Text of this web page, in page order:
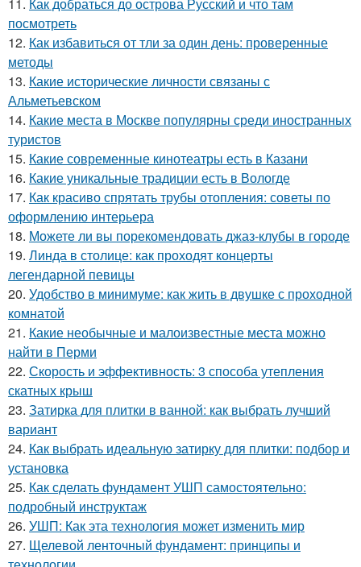
посмотреть
12. Как избавиться от тли за один день: проверенные
методы
13. Какие исторические личности связаны с
Альметьевском
14. Какие места в Москве популярны среди иностранных
туристов
15. Какие современные кинотеатры есть в Казани
16. Какие уникальные традиции есть в Вологде
17. Как красиво спрятать трубы отопления: советы по
оформлению интерьера
18. Можете ли вы порекомендовать джаз-клубы в городе
19. Линда в столице: как проходят концерты
легендарной певицы
20. Удобство в минимуме: как жить в двушке с проходной
комнатой
21. Какие необычные и малоизвестные места можно
найти в Перми
22. Скорость и эффективность: 3 способа утепления
скатных крыш
23. Затирка для плитки в ванной: как выбрать лучший
вариант
24. Как выбрать идеальную затирку для плитки: подбор и
установка
25. Как сделать фундамент УШП самостоятельно:
подробный инструктаж
26. УШП: Как эта технология может изменить мир
27. Щелевой ленточный фундамент: принципы и